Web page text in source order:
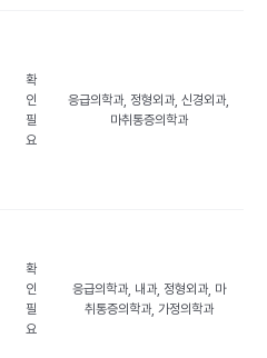
확
인
필
요
응급의학과, 정형외과, 신경외과,
마취통증의학과
확
인
필
요
응급의학과, 내과, 정형외과, 마
취통증의학과, 가정의학과